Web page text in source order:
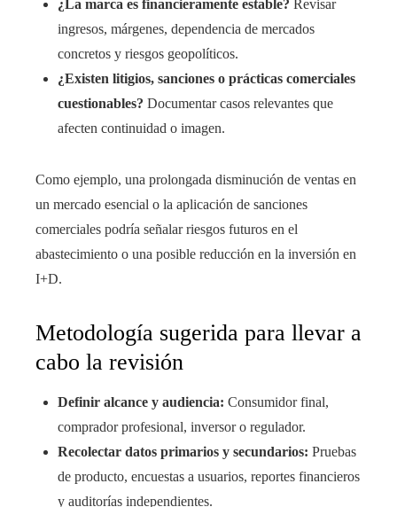
¿La marca es financieramente estable? Revisar
ingresos, márgenes, dependencia de mercados
concretos y riesgos geopolíticos.
¿Existen litigios, sanciones o prácticas comerciales
cuestionables? Documentar casos relevantes que
afecten continuidad o imagen.
Como ejemplo, una prolongada disminución de ventas en
un mercado esencial o la aplicación de sanciones
comerciales podría señalar riesgos futuros en el
abastecimiento o una posible reducción en la inversión en
I+D.
Metodología sugerida para llevar a
cabo la revisión
Definir alcance y audiencia: Consumidor final,
comprador profesional, inversor o regulador.
Recolectar datos primarios y secundarios: Pruebas
de producto, encuestas a usuarios, reportes financieros
y auditorías independientes.